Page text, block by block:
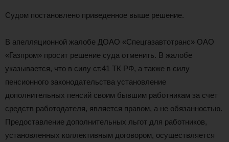
Судом постановлено приведенное выше решение.
В апелляционной жалобе ДОАО «Спецгазавтотранс» ОАО
«Газпром» просит решение суда отменить. В жалобе
указывается, что в силу ст.41 ТК РФ, а также в силу
пенсионного законодательства установление
дополнительных пенсий своим бывшим работникам за счет
средств работодателя, является правом, а не обязанностью.
Предоставление дополнительных льгот для работников,
установленных коллективным договором, осуществляется